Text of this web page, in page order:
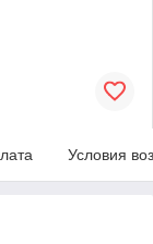
Условия